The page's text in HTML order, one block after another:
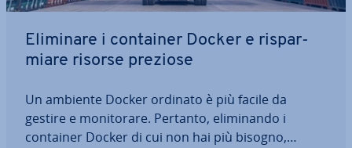
Eliminare i container Docker e ri­spar­
mia­re risorse preziose
Un ambiente Docker ordinato è più facile da
gestire e mo­ni­to­ra­re. Pertanto, eli­mi­nan­do i
container Docker di cui non hai più bisogno,